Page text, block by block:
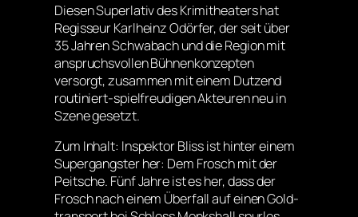
Diesen Superlativ des Krimitheaters hat
Regisseur Karlheinz Odörfer, der seit über
35 Jahren Schwabach und die Region mit
anspruchsvollen Bühnenkonzepten
versorgt, zusammen mit einem Dutzend
routiniert-spielfreudigen Akteuren neu in
Szene gesetzt.
Zum Inhalt: Inspektor Bliss ist hinter einem
Supergangster her: Dem Frosch mit der
Peitsche. Fünf Jahre ist es her, dass der
Frosch nach einem Überfall auf einen Gold-